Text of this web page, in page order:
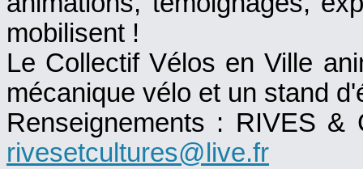
mobilisent !
Le Collectif Vélos en Ville
mécanique vélo et un stand
Renseignements : RIVES &
rivesetcultures@live.fr